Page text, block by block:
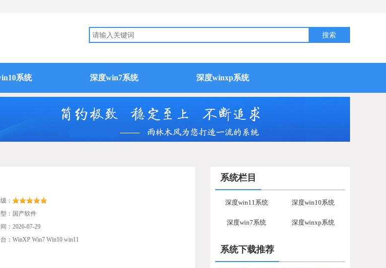
系统 深度win7系统 深度winxp系统
：
：国产软件
：2026-07-29
：WinXP Win7 Win10 win11
系统栏目
深度win11系统 深度win10系统
深度win7系统 深度winxp系统
系统下载推荐